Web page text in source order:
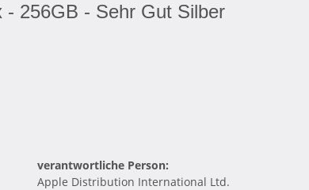
256GB - Sehr Gut Silber
verantwortliche Person:
Apple Distribution International Ltd.